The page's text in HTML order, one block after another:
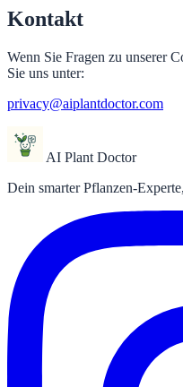
Kontakt
Wenn Sie Fragen zu unserer
Sie uns unter:
privacy@aiplantdoctor.com
AI Plant Doctor
Dein smarter Pflanzen-